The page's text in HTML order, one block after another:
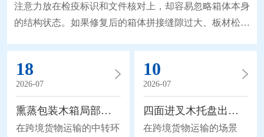
注意力放在检疫标识和文件核对上，却容易忽略箱体本身
的结构状态。如果修复后的箱体拼接缝隙过大、板材松
一套清晰的结构修复完整性标准，能帮操作人员在修复完
成后，快速确认箱体状态是否符合后续运输要求。 拼接
缝隙的控制是结构核验的基础环节。修复过程中补装的板
18
2026-07
熏蒸包装木箱局部破了，不用重新熏蒸也能修
在跨境货物运输的中转环
10
2026-07
四面进叉木托盘出口的熏蒸合规细节
在跨境货物运输的场景